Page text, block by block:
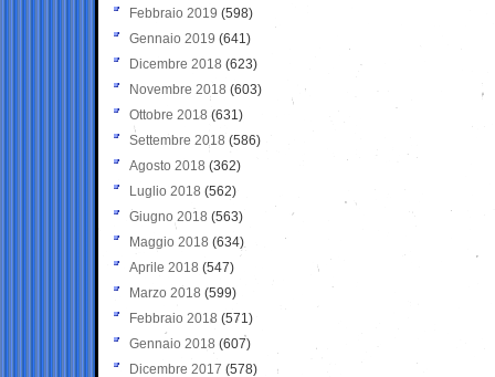
Febbraio 2019 (598)
Gennaio 2019 (641)
Dicembre 2018 (623)
Novembre 2018 (603)
Ottobre 2018 (631)
Settembre 2018 (586)
Agosto 2018 (362)
Luglio 2018 (562)
Giugno 2018 (563)
Maggio 2018 (634)
Aprile 2018 (547)
Marzo 2018 (599)
Febbraio 2018 (571)
Gennaio 2018 (607)
Dicembre 2017 (578)